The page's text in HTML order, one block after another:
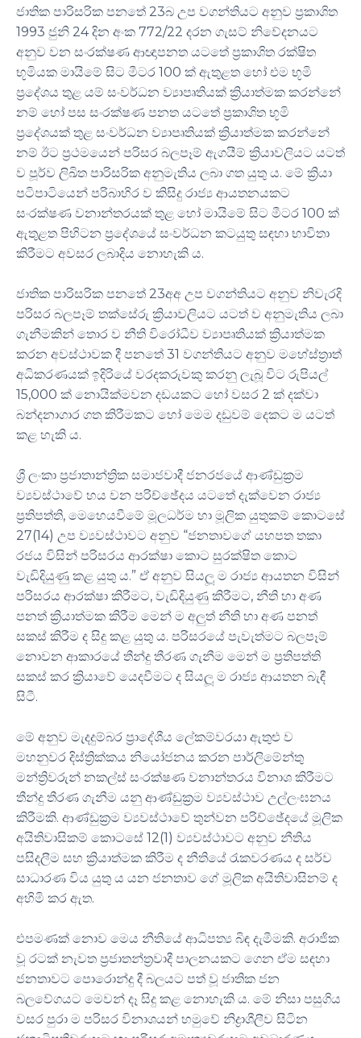
ජාතික පාරිසරික පනතේ 23බ උප වගන්තියට අනුව ප්‍රකාශිත
1993 ජුනි 24 දින අංක 772/22 දරන ගැසට් නිවේදනයට
අනුව වන සංරක්ෂණ ආඥාපනත යටතේ ප්‍රකාශිත රක්ෂිත
භූමියක මායිමේ සිට මීටර 100 ක් ඇතුළත හෝ එම භූමි
ප්‍රදේශය තුළ යම් සංවර්ධන ව්‍යාපෘතියක් ක්‍රියාත්මක කරන්නේ
නම් හෝ පස සංරක්ෂණ පනත යටතේ ප්‍රකාශිත භූමි
ප්‍රදේශයක් තුළ සංවර්ධන ව්‍යාපෘතියක් ක්‍රියාත්මක කරන්නේ
නම් ඊට ප්‍රථමයෙන් පරිසර බලපෑම් ඇගයීම් ක්‍රියාවලියට යටත්
ව පූර්ව ලිඛිත පාරිසරික අනුමැතිය ලබා ගත යුතු ය. මේ ක්‍රියා
පටිපාටියෙන් පරිබාහිර ව කිසිදු රාජ්‍ය ආයතනයකට
සංරක්ෂණ වනාන්තරයක් තුළ හෝ මායිමේ සිට මීටර 100 ක්
ඇතුළත පිහිටන ප්‍රදේශයේ සංවර්ධන කටයුතු සඳහා භාවිතා
කිරීමට අවසර ලබාදිය නොහැකි ය.
ජාතික පාරිසරික පනතේ 23අඅ උප වගන්තියට අනුව නිවැරදි
පරිසර බලපෑම් තක්සේරු ක්‍රියාවලියට යටත් ව අනුමැතිය ලබා
ගැනීමකින් තොර ව නීති විරෝධීව ව්‍යාපෘතියක් ක්‍රියාත්මක
කරන අවස්ථාවක දී පනතේ 31 වගන්තියට අනුව මහේස්ත්‍රාත්
අධිකරණයක් ඉදිරියේ වරදකරුවකු කරනු ලැබූ විට රුපියල්
15,000 ක් නොයික්මවන දඩයකට හෝ වසර 2 ක් දක්වා
බන්දනාගාර ගත කිරීමකට හෝ මෙම දඩුවම් දෙකට ම යටත්
කළ හැකි ය.
ශ්‍රී ලංකා ප්‍රජාතාන්ත්‍රික සමාජවාදී ජනරජයේ ආණ්ඩුක්‍රම
ව්‍යවස්ථාවේ හය වන පරිච්ඡේදය යටතේ දැක්වෙන රාජ්‍ය
ප්‍රතිපත්ති, මෙහෙයවීමේ මූලධර්ම හා මූලික යුතුකම් කොටසේ
27(14) උප ව්‍යවස්ථාවට අනුව “ජනතාවගේ යහපත තකා
රජය විසින් පරිසරය ආරක්ෂා කොට සුරක්ෂිත කොට
වැඩිදියුණු කළ යුතු ය.” ඒ අනුව සියලූ ම රාජ්‍ය ආයතන විසින්
පරිසරය ආරක්ෂා කිරීමට, වැඩිදියුණු කිරීමට, නීති හා අණ
පනත් ක්‍රියාත්මක කිරීම මෙන් ම අලුත් නීති හා අණ පනත්
සකස් කිරීම ද සිදු කළ යුතු ය. පරිසරයේ පැවැත්මට බලපෑම්
නොවන ආකාරයේ තීන්දු තීරණ ගැනීම මෙන් ම ප්‍රතිපත්ති
සකස් කර ක්‍රියාවේ යෙදවීමට ද සියලූ ම රාජ්‍ය ආයතන බැඳී
සිටී.
මේ අනුව මැදදුම්බර ප්‍රාදේශීය ලේකම්වරයා ඇතුළු ව
මහනුවර දිස්ත්‍රික්කය නියෝජනය කරන පාර්ලිමේන්තු
මන්ත්‍රිවරුන් නකල්ස් සංරක්ෂණ වනාන්තරය විනාශ කිරීමට
තීන්දු තීරණ ගැනීම යනු ආණ්ඩුක්‍රම ව්‍යවස්ථාව උල්ලංඝනය
කිරීමකි. ආණ්ඩුක්‍රම ව්‍යවස්ථාවේ තුන්වන පරිච්ඡේදයේ මූලික
අයිතිවාසිකම් කොටසේ 12(1) ව්‍යවස්ථාවට අනුව නීතිය
පසිදලීම සහ ක්‍රියාත්මක කිරීම ද නීතියේ රැකවරණය ද සර්ව
සාධාරණ විය යුතු ය යන ජනතාව ගේ මූලික අයිතිවාසිනම් ද
අහිමි කර ඇත.
එපමණක් නොව මෙය නීතියේ ආධිපත්‍ය බිඳ දැමීමකි. අරාජික
වූ රටක් නැවත ප්‍රජාතන්ත්‍රවාදී පාලනයකට ගෙන ඒම සඳහා
ජනතාවට පොරොන්දු දී බලයට පත් වූ ජාතික ජන
බලවේගයට මෙවන් දෑ සිදු කළ නොහැකි ය. මේ නිසා පසුගිය
වසර පුරා ම පරිසර විනාශයන් හමුවේ නිද්‍රාශීලීව සිටින